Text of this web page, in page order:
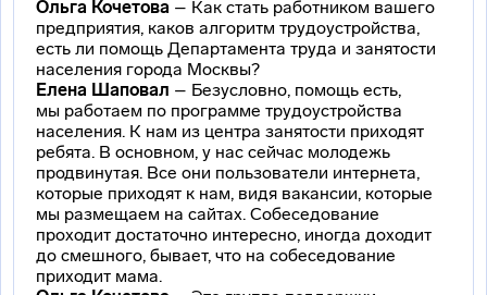
Ольга Кочетова – Как стать работником вашего
предприятия, каков алгоритм трудоустройства,
есть ли помощь Департамента труда и занятости
населения города Москвы?
Елена Шаповал – Безусловно, помощь есть,
мы работаем по программе трудоустройства
населения. К нам из центра занятости приходят
ребята. В основном, у нас сейчас молодежь
продвинутая. Все они пользователи интернета,
которые приходят к нам, видя вакансии, которые
мы размещаем на сайтах. Собеседование
проходит достаточно интересно, иногда доходит
до смешного, бывает, что на собеседование
приходит мама.